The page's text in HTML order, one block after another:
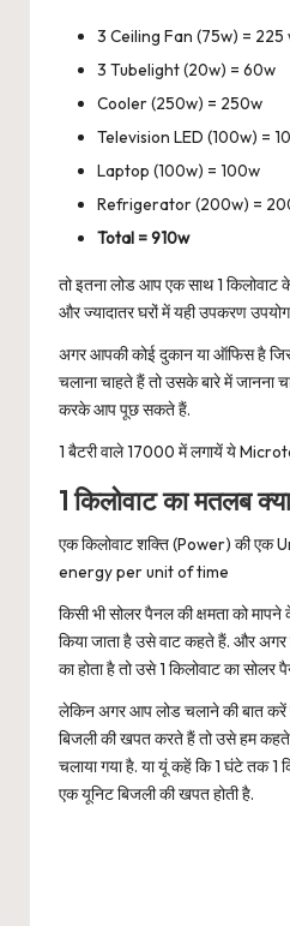
3 Ceiling Fan (75w) = 225
3 Tubelight (20w) = 60w
Cooler (250w) = 250w
Television LED (100w) =
Laptop (100w) = 100w
Refrigerator (200w) =
Total = 910w
तो इतना लोड आप एक साथ 1 किलोवाट
और ज्यादातर घरों में यही उपकरण
अगर आपकी कोई दुकान या ऑफिस है
चलाना चाहते हैं तो उसके बारे में जानना
करके आप पूछ सकते हैं.
1 बैटरी वाले 17000 में लगायें ये
1 किलोवाट का मतलब
एक किलोवाट शक्ति (Power) की एक
energy per unit of time
किसी भी सोलर पैनल की क्षमता को
किया जाता है उसे वाट कहते हैं. और
का होता है तो उसे 1 किलोवाट का सोलर
लेकिन अगर आप लोड चलाने की बात करें
बिजली की खपत करते हैं तो उसे हम कहते
चलाया गया है. या यूं कहें कि 1 घंटे तक 1
एक यूनिट बिजली की खपत होती है.